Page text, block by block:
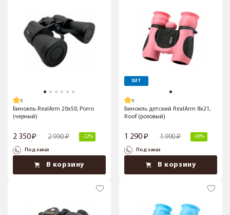
Бинокль RealArm 20х50, Porro
(черный)
2 350 2 990 -22%
Под заказ
В корзину
ХИТ
Бинокль детский RealArm 8x21,
Roof (розовый)
1 290 1 990 -36%
Под заказ
В корзину